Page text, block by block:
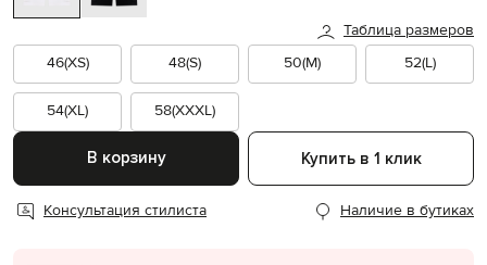
Таблица размеров
46(XS)
48(S) 50(M) 52(L)
54(XL) 58(XXXL)
В корзину Купить в 1 клик
Консультация стилиста Наличие в бутиках